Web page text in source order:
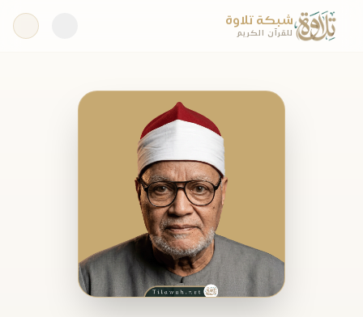
شبكة تلاوة
للقرآن الكريم